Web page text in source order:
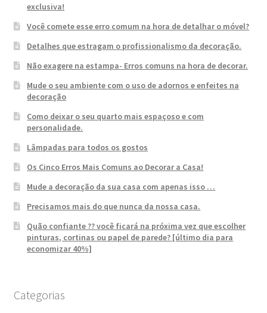
exclusiva!
Você comete esse erro comum na hora de detalhar o móvel?
Detalhes que estragam o profissionalismo da decoração.
Não exagere na estampa- Erros comuns na hora de decorar.
Mude o seu ambiente com o uso de adornos e enfeites na
decoração
Como deixar o seu quarto mais espaçoso e com
personalidade.
Lâmpadas para todos os gostos
Os Cinco Erros Mais Comuns ao Decorar a Casa!
Mude a decoração da sua casa com apenas isso …
Precisamos mais do que nunca da nossa casa.
Quão confiante ?? você ficará na próxima vez que escolher
pinturas, cortinas ou papel de parede? [último dia para
economizar 40%]
Categorias